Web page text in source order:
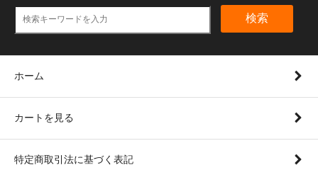
検索
ホーム
カートを見る
特定商取引法に基づく表記